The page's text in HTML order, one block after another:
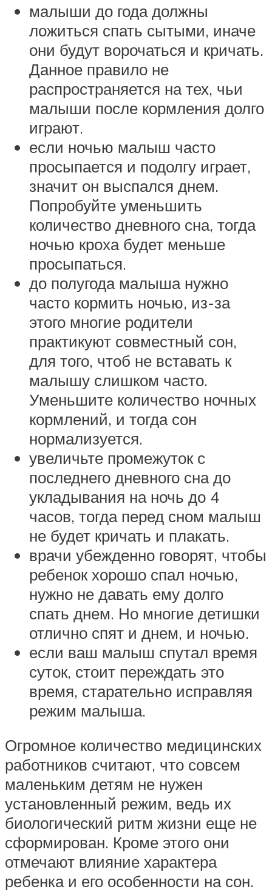
малыши до года должны
ложиться спать сытыми, иначе
они будут ворочаться и кричать.
Данное правило не
распространяется на тех, чьи
малыши после кормления долго
играют.
если ночью малыш часто
просыпается и подолгу играет,
значит он выспался днем.
Попробуйте уменьшить
количество дневного сна, тогда
ночью кроха будет меньше
просыпаться.
до полугода малыша нужно
часто кормить ночью, из-за
этого многие родители
практикуют совместный сон,
для того, чтоб не вставать к
малышу слишком часто.
Уменьшите количество ночных
кормлений, и тогда сон
нормализуется.
увеличьте промежуток с
последнего дневного сна до
укладывания на ночь до 4
часов, тогда перед сном малыш
не будет кричать и плакать.
врачи убежденно говорят, чтобы
ребенок хорошо спал ночью,
нужно не давать ему долго
спать днем. Но многие детишки
отлично спят и днем, и ночью.
если ваш малыш спутал время
суток, стоит переждать это
время, старательно исправляя
режим малыша.
Огромное количество медицинских
работников считают, что совсем
маленьким детям не нужен
установленный режим, ведь их
биологический ритм жизни еще не
сформирован. Кроме этого они
отмечают влияние характера
ребенка и его особенности на сон.